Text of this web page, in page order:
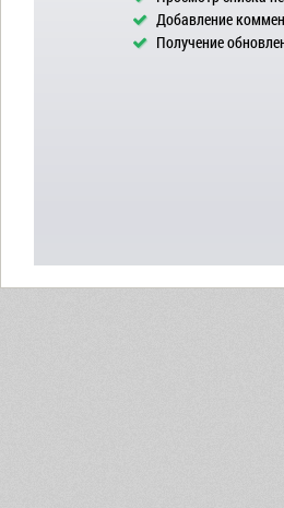
Добавление
Получение